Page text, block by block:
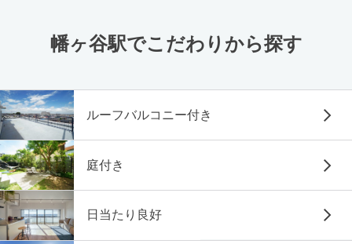
幡ヶ谷駅でこだわりから探す
ルーフバルコニー付き
庭付き
日当たり良好